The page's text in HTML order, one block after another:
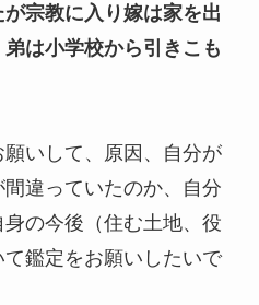
宗教に入り嫁は家を出
は小学校から引きこも
いして、原因、自分が
違っていたのか、自分
の今後（住む土地、役
鑑定をお願いしたいで